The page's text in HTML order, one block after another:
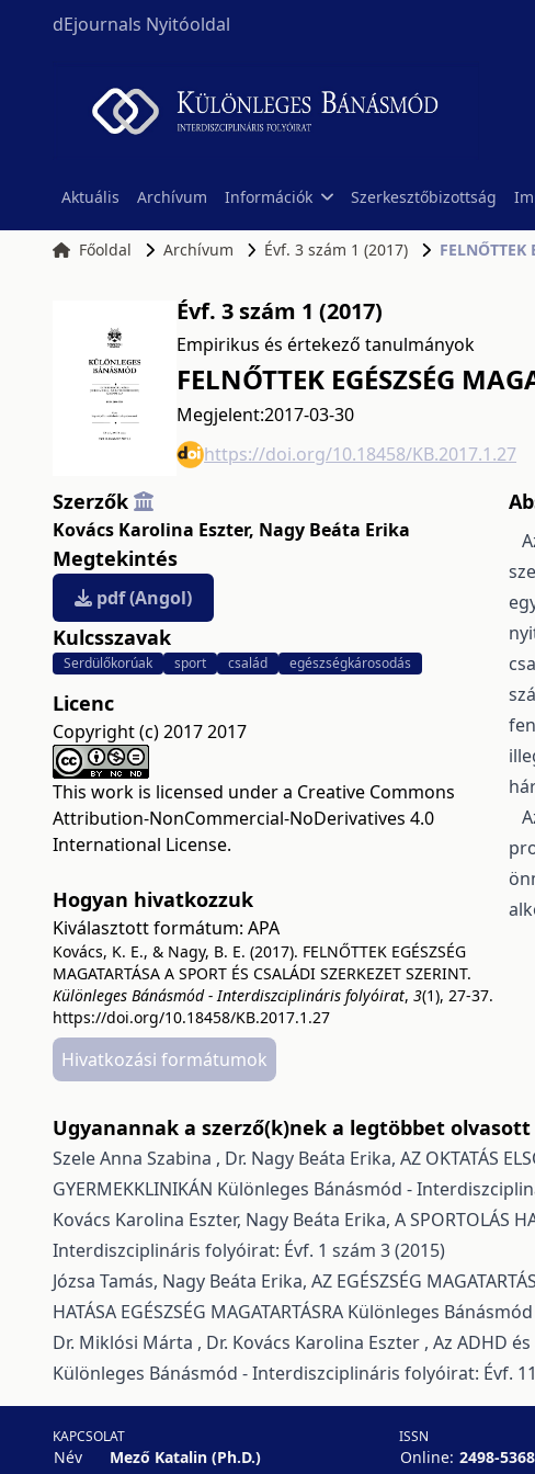
dEjournals Nyitóoldal
Aktuális Archívum Információk Szerkesztőbizottság
Főoldal Archívum Évf. 3 szám 1 (2017) FELNŐTTEK
Évf. 3 szám 1 (2017)
Empirikus és értekező tanulmányok
FELNŐTTEK EGÉSZSÉG
Megjelent:2017-03-30
https://doi.org/10.18458/KB.2017.1.27
Szerzők
Kovács Karolina Eszter, Nagy Beáta Erika
Megtekintés
pdf (Angol)
Kulcsszavak
Serdülőkorúak sport család egészségkárosodás
Licenc
Copyright (c) 2017 2017
This work is licensed under a Creative Commons
Attribution-NonCommercial-NoDerivatives 4.0
International License.
Hogyan hivatkozzuk
Kiválasztott formátum: APA
Kovács, K. E., & Nagy, B. E. (2017). FELNŐTTEK EGÉSZSÉG
MAGATARTÁSA A SPORT ÉS CSALÁDI SZERKEZET SZERINT.
Különleges Bánásmód - Interdiszciplináris folyóirat, 3(1), 27-37.
https://doi.org/10.18458/KB.2017.1.27
Hivatkozási formátumok
Ugyanannak a szerző(k)nek a legtöbbet
Szele Anna Szabina , Dr. Nagy Beáta Erika, AZ OKTATÁS
GYERMEKKLINIKÁN Különleges Bánásmód -
Kovács Karolina Eszter, Nagy Beáta Erika, A SPORTOLÁS
Interdiszciplináris folyóirat: Évf. 1 szám 3 (2015)
Józsa Tamás, Nagy Beáta Erika, AZ EGÉSZSÉG
HATÁSA EGÉSZSÉG MAGATARTÁSRA Különleges
Dr. Miklósi Márta , Dr. Kovács Karolina Eszter , Az ADHD
Különleges Bánásmód - Interdiszciplináris folyóirat: Évf.
KAPCSOLAT
Név
Mező Katalin (Ph.D.)
ISSN
Online: 2498-5368